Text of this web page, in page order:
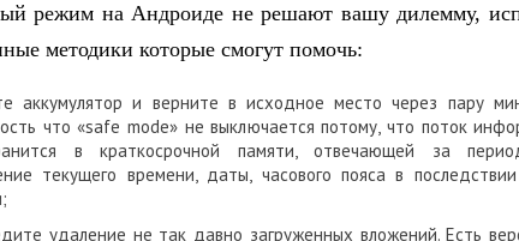
режим на Андроиде не решают вашу дилемму,
методики которые смогут помочь:
аккумулятор и верните в исходное место через пару
что «safe mode» не выключается потому, что поток
в краткосрочной памяти, отвечающей за
текущего времени, даты, часового пояса в
удаление не так давно загруженных вложений. Есть